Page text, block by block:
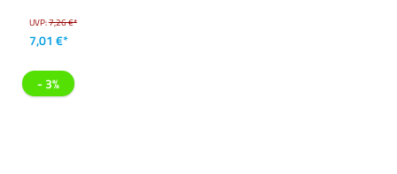
UVP:7,26 €*
7,01 €*
- 3%